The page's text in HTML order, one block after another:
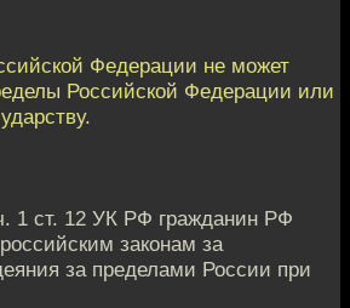
Федерации не может
Российской Федерации или
1 ст. 12 УК РФ гражданин РФ
законам за
за пределами России при